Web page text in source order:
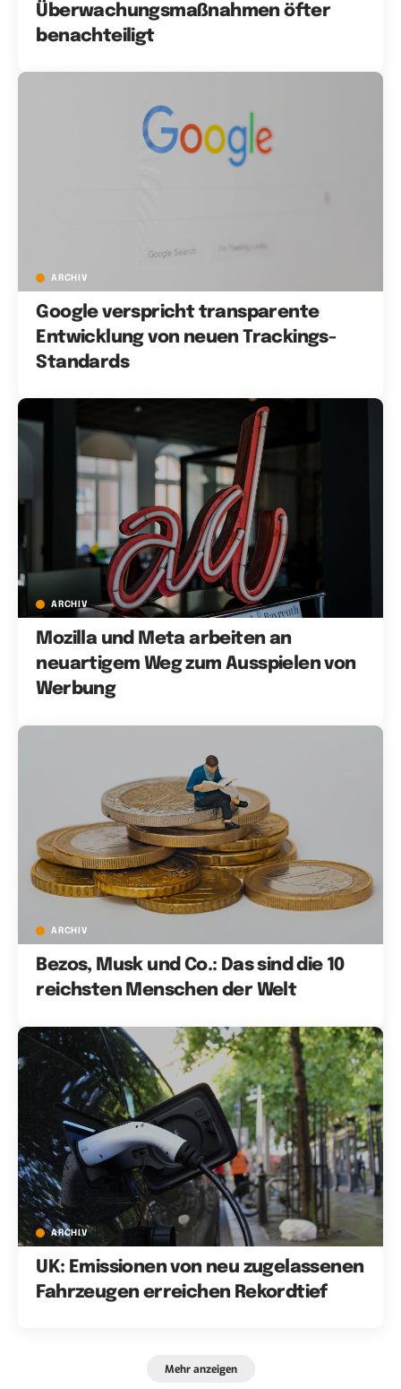
Überwachungsmaßnahmen öfter
benachteiligt
ARCHIV
Google verspricht transparente
Entwicklung von neuen Trackings-
Standards
ARCHIV
Mozilla und Meta arbeiten an
neuartigem Weg zum Ausspielen von
Werbung
ARCHIV
Bezos, Musk und Co.: Das sind die 10
reichsten Menschen der Welt
ARCHIV
UK: Emissionen von neu zugelassenen
Fahrzeugen erreichen Rekordtief
Mehr anzeigen